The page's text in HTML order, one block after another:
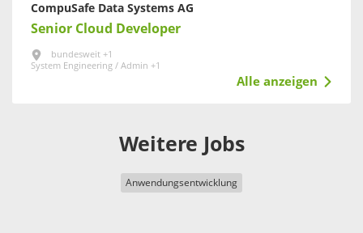
CompuSafe Data Systems AG
Senior Cloud Developer
bundesweit +1
System Engineering / Admin +1
Alle anzeigen
Weitere Jobs
Anwendungsentwicklung